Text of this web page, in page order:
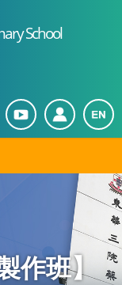
School
作班】